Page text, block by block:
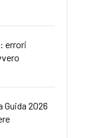
errori
Guida 2026